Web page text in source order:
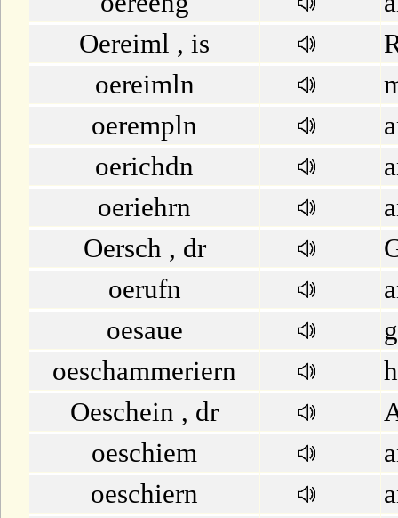
Oereiml , is
oereimln
oerempln
oerichdn
oeriehrn
Oersch , dr
oerufn
oesaue
oeschammeriern
Oeschein , dr
oeschiem
oeschiern